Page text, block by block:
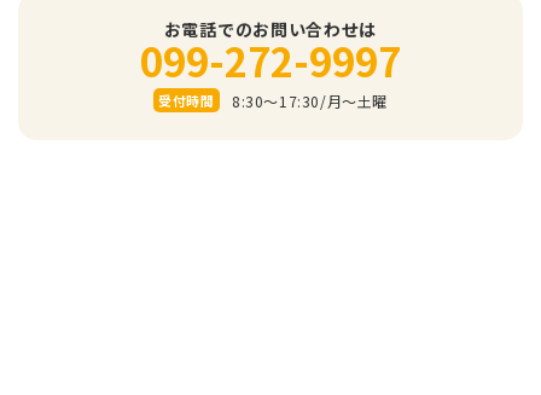
お電話でのお問い合わせは
099-272-9997
受付時間 8:30～17:30/⽉〜⼟曜